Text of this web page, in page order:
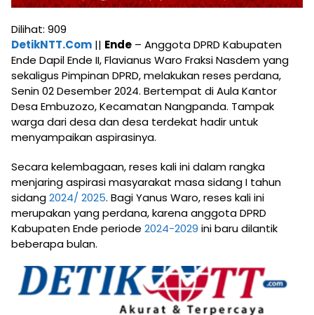
Dilihat: 909
DetikNTT.Com || Ende – Anggota DPRD Kabupaten
Ende Dapil Ende II, Flavianus Waro Fraksi Nasdem yang
sekaligus Pimpinan DPRD, melakukan reses perdana,
Senin 02 Desember 2024. Bertempat di Aula Kantor
Desa Embuzozo, Kecamatan Nangpanda. Tampak
warga dari desa dan desa terdekat hadir untuk
menyampaikan aspirasinya.
Secara kelembagaan, reses kali ini dalam rangka
menjaring aspirasi masyarakat masa sidang I tahun
sidang2024/ 2025. Bagi Yanus Waro, reses kali ini
merupakan yang perdana, karena anggota DPRD
Kabupaten Ende periode 2024-2029 ini baru dilantik
beberapa bulan.